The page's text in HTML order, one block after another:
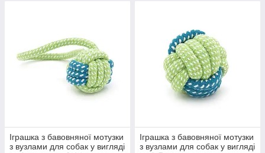
Іграшка з бавовняної мотузки
з вузлами для собак у вигляді
Іграшка з бавовняної мотузки
з вузлами для собак у вигляді